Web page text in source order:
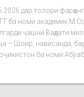
дар толори
ба номи академик
ҷашни Ваҳдати
– Шоир, нависанда,
ба номи